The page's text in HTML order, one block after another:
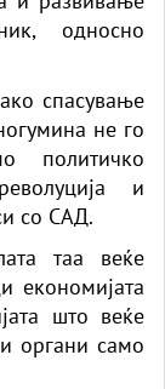
односно
спасување
не го
политичко
и
со САД.
таа веќе
економијата
што веќе
органи само